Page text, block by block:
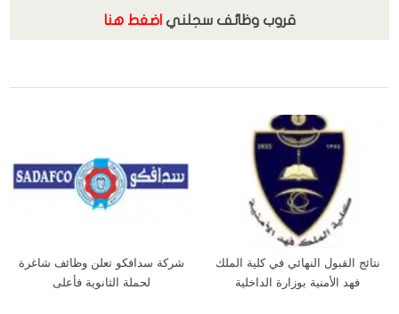
قروب وظائف سجلني اضغط هنا
الوظائف
نتائج القبول النهائي في كلية الملك
فهد الأمنية بوزارة الداخلية
شركة سدافكو تعلن وظائف شاغرة
لحملة الثانوية فأعلى